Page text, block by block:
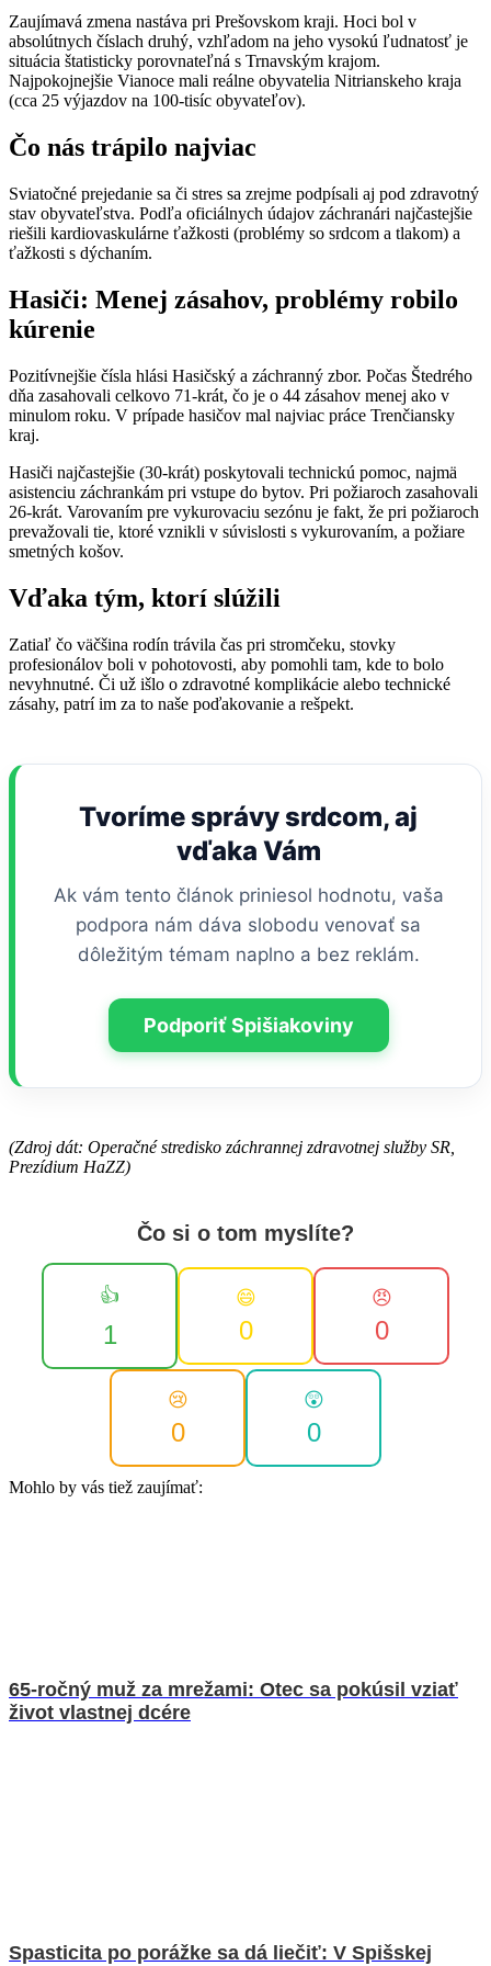
Zaujímavá zmena nastáva pri Prešovskom kraji. Hoci bol v
absolútnych číslach druhý, vzhľadom na jeho vysokú ľudnatosť je
situácia štatisticky porovnateľná s Trnavským krajom.
Najpokojnejšie Vianoce mali reálne obyvatelia Nitrianskeho kraja
(cca 25 výjazdov na 100-tisíc obyvateľov).
Čo nás trápilo najviac
Sviatočné prejedanie sa či stres sa zrejme podpísali aj pod zdravotný
stav obyvateľstva. Podľa oficiálnych údajov záchranári najčastejšie
riešili kardiovaskulárne ťažkosti (problémy so srdcom a tlakom) a
ťažkosti s dýchaním.
Hasiči: Menej zásahov, problémy robilo
kúrenie
Pozitívnejšie čísla hlási Hasičský a záchranný zbor. Počas Štedrého
dňa zasahovali celkovo 71-krát, čo je o 44 zásahov menej ako v
minulom roku. V prípade hasičov mal najviac práce Trenčiansky
kraj.
Hasiči najčastejšie (30-krát) poskytovali technickú pomoc, najmä
asistenciu záchrankám pri vstupe do bytov. Pri požiaroch zasahovali
26-krát. Varovaním pre vykurovaciu sezónu je fakt, že pri požiaroch
prevažovali tie, ktoré vznikli v súvislosti s vykurovaním, a požiare
smetných košov.
Vďaka tým, ktorí slúžili
Zatiaľ čo väčšina rodín trávila čas pri stromčeku, stovky
profesionálov boli v pohotovosti, aby pomohli tam, kde to bolo
nevyhnutné. Či už išlo o zdravotné komplikácie alebo technické
zásahy, patrí im za to naše poďakovanie a rešpekt.
Tvoríme správy srdcom, aj
vďaka Vám
Ak vám tento článok priniesol hodnotu, vaša
podpora nám dáva slobodu venovať sa
dôležitým témam naplno a bez reklám.
Podporiť Spišiakoviny
(Zdroj dát: Operačné stredisko záchrannej zdravotnej služby SR,
Prezídium HaZZ)
Čo si o tom myslíte?
👍
1
😄
0
😠
0
😢
0
😲
0
Mohlo by vás tiež zaujímať:
65-ročný muž za mrežami: Otec sa pokúsil vziať
život vlastnej dcére
Spasticita po porážke sa dá liečiť: V Spišskej